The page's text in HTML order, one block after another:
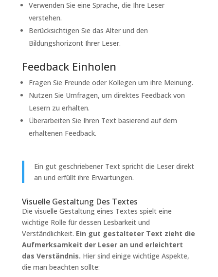
Verwenden Sie eine Sprache, die Ihre Leser
verstehen.
Berücksichtigen Sie das Alter und den
Bildungshorizont Ihrer Leser.
Feedback Einholen
Fragen Sie Freunde oder Kollegen um ihre Meinung.
Nutzen Sie Umfragen, um direktes Feedback von
Lesern zu erhalten.
Überarbeiten Sie Ihren Text basierend auf dem
erhaltenen Feedback.
Ein gut geschriebener Text spricht die Leser direkt
an und erfüllt ihre Erwartungen.
Visuelle Gestaltung Des Textes
Die visuelle Gestaltung eines Textes spielt eine
wichtige Rolle für dessen Lesbarkeit und
Verständlichkeit. Ein gut gestalteter Text zieht die
Aufmerksamkeit der Leser an und erleichtert
das Verständnis. Hier sind einige wichtige Aspekte,
die man beachten sollte: